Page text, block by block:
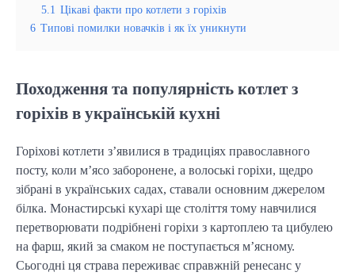
5.1 Цікаві факти про котлети з горіхів
6 Типові помилки новачків і як їх уникнути
Походження та популярність котлет з
горіхів в українській кухні
Горіхові котлети з’явилися в традиціях православного
посту, коли м’ясо заборонене, а волоські горіхи, щедро
зібрані в українських садах, ставали основним джерелом
білка. Монастирські кухарі ще століття тому навчилися
перетворювати подрібнені горіхи з картоплею та цибулею
на фарш, який за смаком не поступається м’ясному.
Сьогодні ця страва переживає справжній ренесанс у